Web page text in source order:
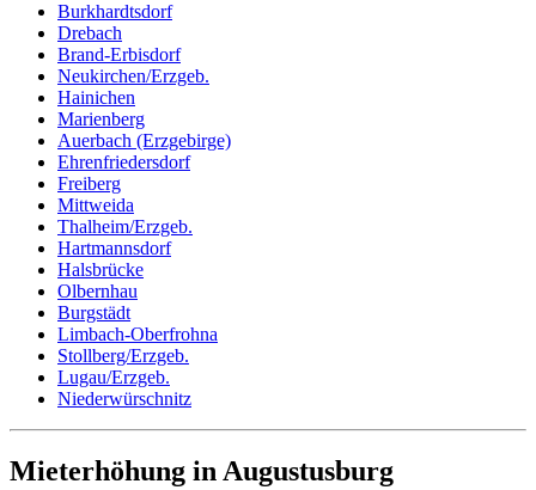
Burkhardtsdorf
Drebach
Brand-Erbisdorf
Neukirchen/Erzgeb.
Hainichen
Marienberg
Auerbach (Erzgebirge)
Ehrenfriedersdorf
Freiberg
Mittweida
Thalheim/Erzgeb.
Hartmannsdorf
Halsbrücke
Olbernhau
Burgstädt
Limbach-Oberfrohna
Stollberg/Erzgeb.
Lugau/Erzgeb.
Niederwürschnitz
Mieterhöhung in Augustusburg